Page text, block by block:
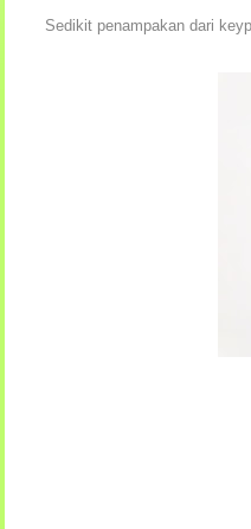
Sedikit penampakan dari